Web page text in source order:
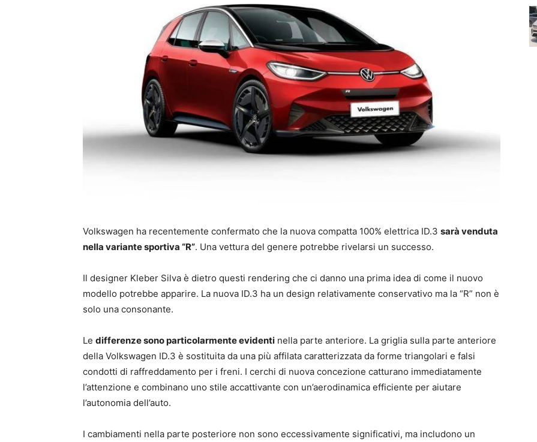
Volkswagen ha recentemente confermato che la nuova compatta 100% elettrica ID.3 sarà venduta
nella variante sportiva “R”. Una vettura del genere potrebbe rivelarsi un successo.
Il designer Kleber Silva è dietro questi rendering che ci danno una prima idea di come il nuovo
modello potrebbe apparire. La nuova ID.3 ha un design relativamente conservativo ma la “R” non è
solo una consonante.
Le differenze sono particolarmente evidenti nella parte anteriore. La griglia sulla parte anteriore
della Volkswagen ID.3 è sostituita da una più affilata caratterizzata da forme triangolari e falsi
condotti di raffreddamento per i freni. I cerchi di nuova concezione catturano immediatamente
l’attenzione e combinano uno stile accattivante con un’aerodinamica efficiente per aiutare
l’autonomia dell’auto.
I cambiamenti nella parte posteriore non sono eccessivamente significativi, ma includono un